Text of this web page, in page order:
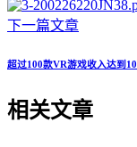
下一篇文章
超过100款VR游戏收入达到
相关文章